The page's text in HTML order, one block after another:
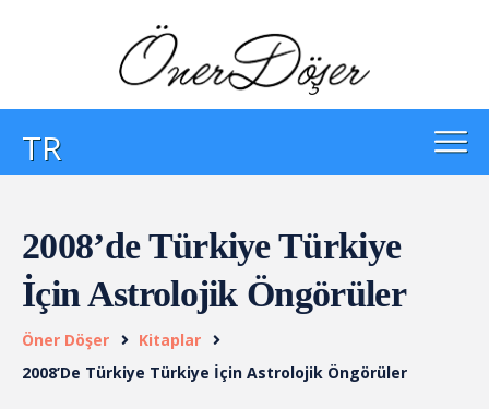
TR
2008’de Türkiye Türkiye
İçin Astrolojik Öngörüler
Öner Döşer
Kitaplar
2008’de Türkiye Türkiye İçin Astrolojik Öngörüler